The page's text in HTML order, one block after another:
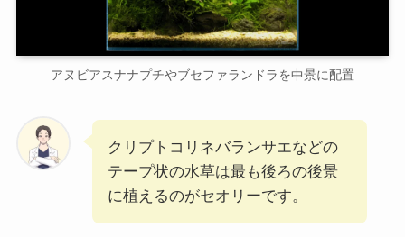
アヌビアスナナプチやブセファランドラを中景に配置
クリプトコリネバランサエなどの
テープ状の水草は最も後ろの後景
に植えるのがセオリーです。